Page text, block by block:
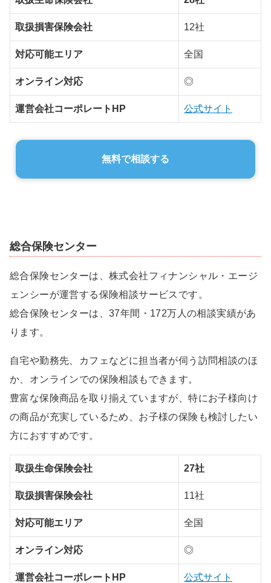
取扱損害保険会社 12社
対応可能エリア 全国
オンライン対応 ◎
運営会社コーポレートHP 公式サイト
無料で相談する
総合保険センター
総合保険センターは、株式会社フィナンシャル・エージ
ェンシーが運営する保険相談サービスです。
総合保険センターは、37年間・172万人の相談実績があ
ります。
自宅や勤務先、カフェなどに担当者が伺う訪問相談のほ
か、オンラインでの保険相談もできます。
豊富な保険商品を取り揃えていますが、特にお子様向け
の商品が充実しているため、お子様の保険も検討したい
方におすすめです。
取扱生命保険会社 27社
取扱損害保険会社 11社
対応可能エリア 全国
オンライン対応 ◎
運営会社コーポレートHP 公式サイト